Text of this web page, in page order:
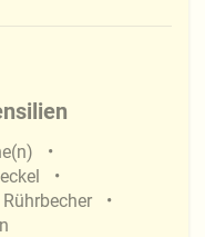
Rührbecher